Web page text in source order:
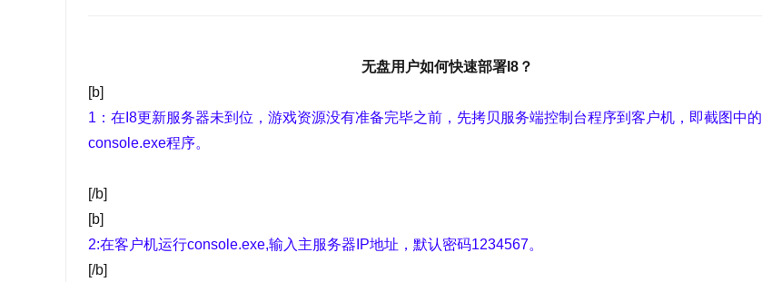
无盘用户如何快速部署I8？
[b]
1：在I8更新服务器未到位，游戏资源没有准备完毕之前，先拷贝服务端控制台程序到客户机，即截图中的
console.exe程序。
[/b]
[b]
2:在客户机运行console.exe,输入主服务器IP地址，默认密码1234567。
[/b]